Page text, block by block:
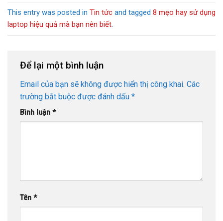
This entry was posted in Tin tức and tagged 8 mẹo hay sử dụng
laptop hiệu quả mà bạn nên biết.
Để lại một bình luận
Email của bạn sẽ không được hiển thị công khai. Các
trường bắt buộc được đánh dấu *
Bình luận *
Tên *